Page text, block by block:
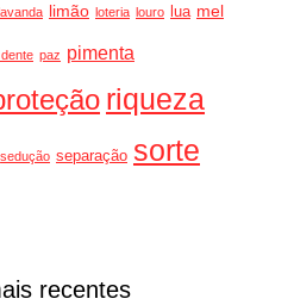
lavanda limão loteria louro lua mel
paz pimenta
riqueza
sedução separação sorte
recentes